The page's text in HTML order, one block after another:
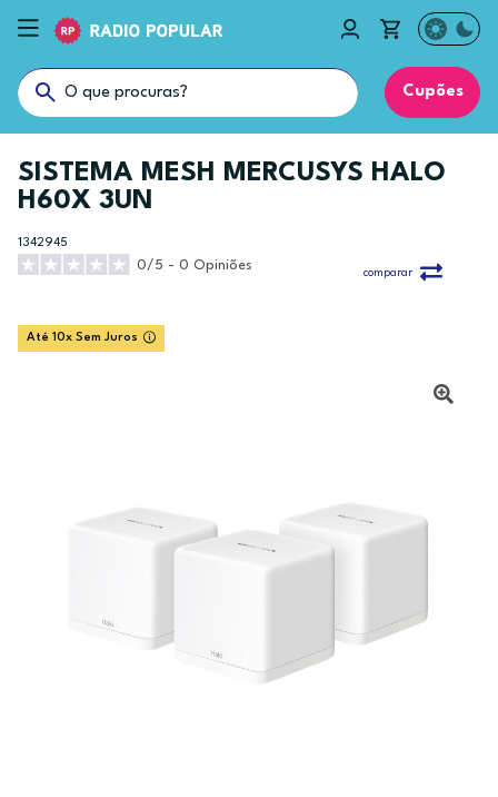
Cupões
SISTEMA MESH MERCUSYS HALO
H60X 3UN
1342945
0/5 - 0 Opiniões
comparar
Até 10x Sem Juros